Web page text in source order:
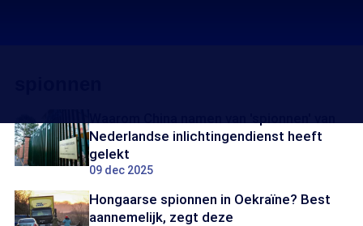
Nederlandse inlichtingendienst heeft
gelekt
09 dec 2025
Hongaarse spionnen in Oekraïne? Best
aannemelijk, zegt deze